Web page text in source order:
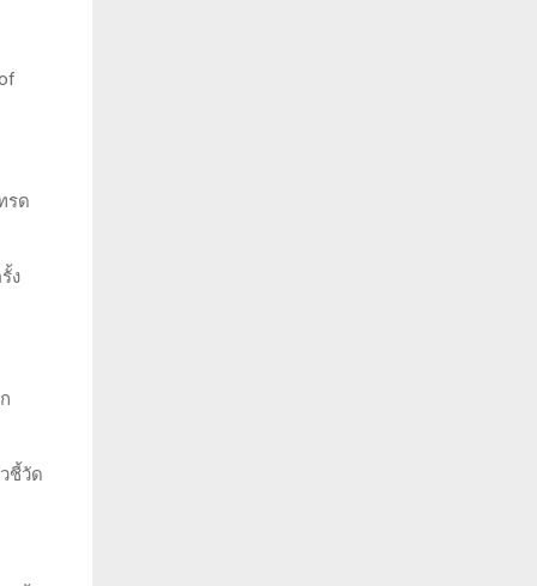
รด
ง
ชี้วัด